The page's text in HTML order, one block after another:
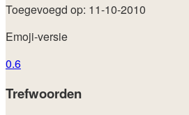
Toegevoegd op: 11-10-2010
Emoji-versie
0.6
Trefwoorden